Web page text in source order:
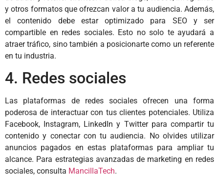
y otros formatos que ofrezcan valor a tu audiencia. Además,
el contenido debe estar optimizado para SEO y ser
compartible en redes sociales. Esto no solo te ayudará a
atraer tráfico, sino también a posicionarte como un referente
en tu industria.
4. Redes sociales
Las plataformas de redes sociales ofrecen una forma
poderosa de interactuar con tus clientes potenciales. Utiliza
Facebook, Instagram, LinkedIn y Twitter para compartir tu
contenido y conectar con tu audiencia. No olvides utilizar
anuncios pagados en estas plataformas para ampliar tu
alcance. Para estrategias avanzadas de marketing en redes
sociales, consulta MancillaTech.